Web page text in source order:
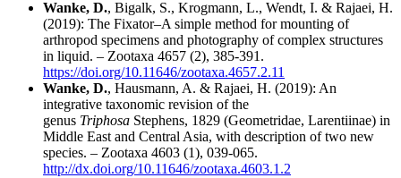
Wanke, D., Bigalk, S., Krogmann, L., Wendt, I. & Rajaei, H.
(2019): The Fixator–A simple method for mounting of
arthropod specimens and photography of complex structures
in liquid. – Zootaxa 4657 (2), 385-391.
https://doi.org/10.11646/zootaxa.4657.2.11
Wanke, D., Hausmann, A. & Rajaei, H. (2019): An
integrative taxonomic revision of the
genus Triphosa Stephens, 1829 (Geometridae, Larentiinae) in
Middle East and Central Asia, with description of two new
species. – Zootaxa 4603 (1), 039-065.
http://dx.doi.org/10.11646/zootaxa.4603.1.2